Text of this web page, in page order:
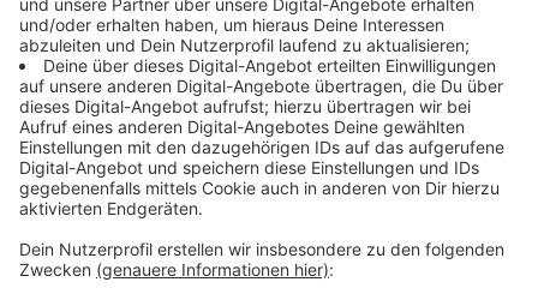
möglichst langen Verbleib in der gewohnten
Umgebung zu ermöglichen.
Hiergibt es weitere Informationen
Veröffentlicht:Donnerstag, 27.10.2022 13:44
Anzeige